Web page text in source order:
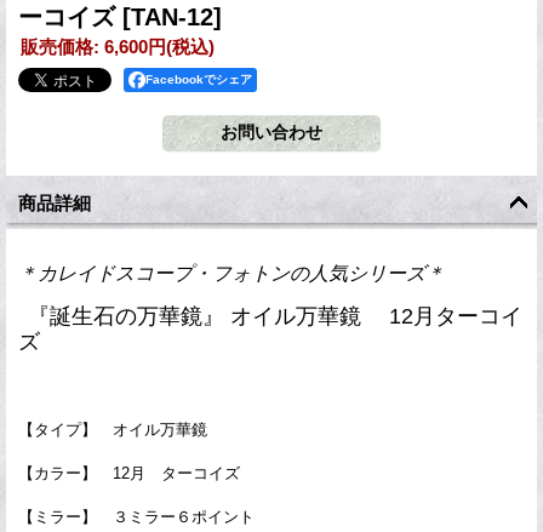
ーコイズ [TAN-12]
販売価格: 6,600円(税込)
Facebookでシェア
商品詳細
＊カレイドスコープ・フォトンの人気シリーズ＊
『誕生石の万華鏡』 オイル万華鏡 12月ターコイ
ズ
【タイプ】 オイル万華鏡
【カラー】 12月 ターコイズ
【ミラー】 ３ミラー６ポイント